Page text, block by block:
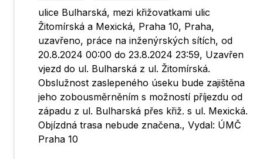
ulice Bulharská, mezi křižovatkami ulic
Žitomírská a Mexická, Praha 10, Praha,
uzavřeno, práce na inženýrských sítích, od
20.8.2024 00:00 do 23.8.2024 23:59, Uzavřen
vjezd do ul. Bulharská z ul. Žitomírská.
Obslužnost zaslepeného úseku bude zajištěna
jeho zobousměrněním s možností příjezdu od
západu z ul. Bulharská přes křiž. s ul. Mexická.
Objízdná trasa nebude značena., Vydal: ÚMČ
Praha 10